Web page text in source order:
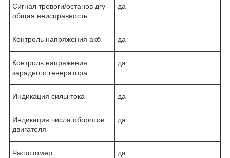
Сигнал тревоги/останов дгу -
общая неисправность
да
Контроль напряжения акб да
Контроль напряжения
зарядного генератора
да
Индикация силы тока да
Индикация числа оборотов
двигателя
да
Частотомер да